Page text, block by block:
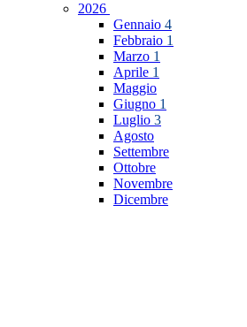
2026
Gennaio 4
Febbraio 1
Marzo 1
Aprile 1
Maggio
Giugno 1
Luglio 3
Agosto
Settembre
Ottobre
Novembre
Dicembre